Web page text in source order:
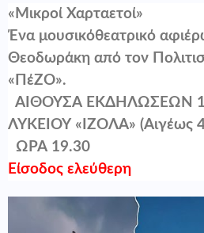
«Μικροί Χαρταετοί»
Ένα μουσικόθεατρικό
Θεοδωράκη από τον
«ΠέΖΟ».
ΑΙΘΟΥΣΑ ΕΚΔΗΛΩΣΕΩΝ
ΛΥΚΕΙΟΥ «ΙΖΟΛΑ» (Αιγέως
ΏΡΑ 19.30
Είσοδος ελεύθερη